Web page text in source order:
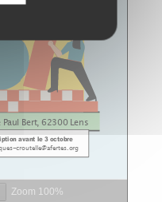
Zoom 100%